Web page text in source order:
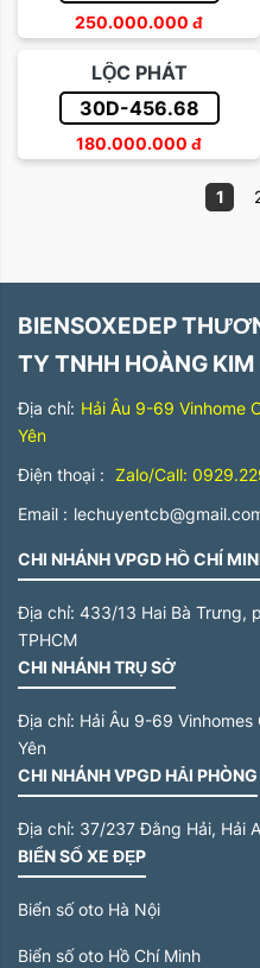
250.000.000 đ
LỘC PHÁT
30D-456.68
180.000.000 đ
1
BIENSOXEDEP
TY TNHH HOÀNG
Địa chỉ: Hải Âu 9-69 Vinhome
Yên
Điện thoại : Zalo/Call:
Email :
CHI NHÁNH VPGD HỒ CHÍ
Địa chỉ: 433/13 Hai Bà Trưng,
TPHCM
CHI NHÁNH TRỤ SỞ
Địa chỉ: Hải Âu 9-69
Yên
CHI NHÁNH VPGD HẢI PHÒNG
Địa chỉ: 37/237 Đằng Hải, Hải
BIỂN SỐ XE ĐẸP
Biển số oto Hà Nội
Biển số oto Hồ Chí Minh